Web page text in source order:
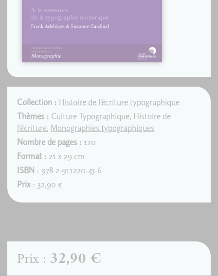
Collection : Histoire de l'écriture typographique
Thèmes : Culture Typographique, Histoire de
l'écriture, Monographies typographiques
Nombre de pages : 120
Format : 21 x 29 cm
ISBN : 978-2-911220-45-6
Prix : 32,90 €
Prix : 32,90 €